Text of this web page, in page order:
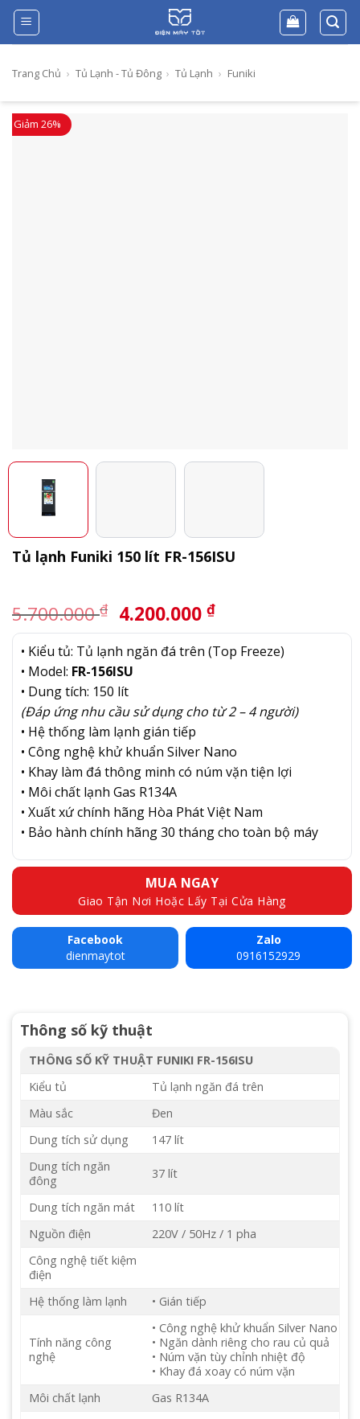
Skip
content
Trang Chủ › Tủ Lạnh - Tủ Đông › Tủ Lạnh › Funiki
Giảm 26%
Tủ lạnh Funiki 150 lít FR-156ISU
5.700.000₫ Giá
gốc
là:
5.700.000 ₫.
4.200.000 ₫Giá
hiện
tại
• Kiểu tủ: Tủ lạnh ngăn đá trên (Top Freeze)
• Model: FR-156ISU
• Dung tích: 150 lít
(Đáp ứng nhu cầu sử dụng cho từ 2 – 4 người)
• Hệ thống làm lạnh gián tiếp
• Công nghệ khử khuẩn Silver Nano
• Khay làm đá thông minh có núm vặn tiện lợi
• Môi chất lạnh Gas R134A
• Xuất xứ chính hãng Hòa Phát Việt Nam
• Bảo hành chính hãng 30 tháng cho toàn bộ máy
MUA NGAY
Giao Tận Nơi Hoặc Lấy Tại Cửa Hàng
Facebook
dienmaytot
Zalo
0916152929
Thông số kỹ thuật
THÔNG SỐ KỸ THUẬT FUNIKI FR-156ISU
Kiểu tủ
Tủ lạnh ngăn đá trên
Màu sắc
Đen
Dung tích sử dụng
147 lít
Dung tích ngăn
đông
37 lít
Dung tích ngăn mát
110 lít
Nguồn điện
220V / 50Hz / 1 pha
Công nghệ tiết kiệm
điện
Hệ thống làm lạnh
• Gián tiếp
Tính năng công
nghệ
• Công nghệ khử khuẩn Silver Nano
• Ngăn dành riêng cho rau củ quả
• Núm vặn tùy chỉnh nhiệt độ
• Khay đá xoay có núm vặn
Môi chất lạnh
Gas R134A